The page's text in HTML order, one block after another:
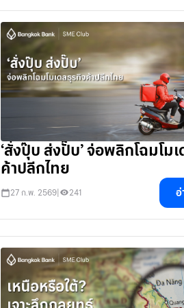
‘สั่งปุ๊บ ส่งปั๊บ’ จ่อพลิกโฉมโม
ค้าปลีกไทย
27 ก.พ. 2569 241 อ่